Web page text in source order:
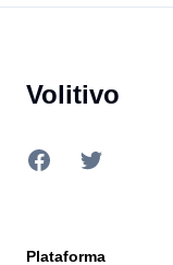
Volitivo
Facebook
Twitter
Plataforma